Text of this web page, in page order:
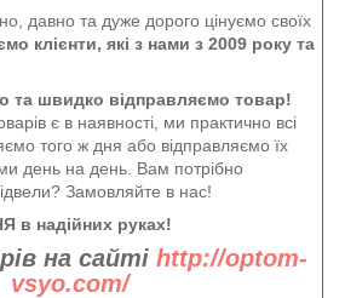
давно та дуже дорого цінуємо своїх
клієнти, які з нами з 2009 року та
та швидко відправляємо товар!
є в наявності, ми практично всі
того ж дня або відправляємо їх
день на день. Вам потрібно
Замовляйте в нас!
надійних руках!
на сайті http://optom-
vsyo.com/